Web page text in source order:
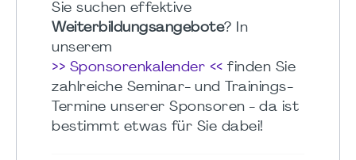
Sie suchen effektive
Weiterbildungsangebote? In
unserem
>> Sponsorenkalender << finden Sie
zahlreiche Seminar- und Trainings-
Termine unserer Sponsoren - da ist
bestimmt etwas für Sie dabei!